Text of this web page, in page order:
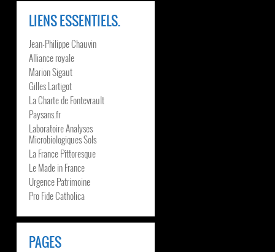
LIENS ESSENTIELS.
Jean-Philippe Chauvin
Alliance royale
Marion Sigaut
Gilles Lartigot
La Charte de Fontevrault
Paysans.fr
Laboratoire Analyses
Microbiologiques Sols
La France Pittoresque
Le Made in France
Urgence Patrimoine
Pro Fide Catholica
PAGES